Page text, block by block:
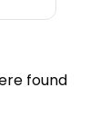
found.